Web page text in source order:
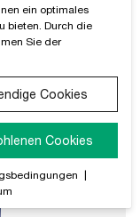
ein optimales
bieten. Durch die
Sie der
Cookies
Cookies
|